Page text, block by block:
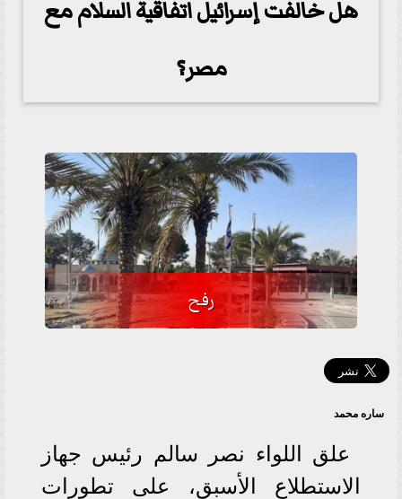
هل خالفت إسرائيل اتفاقية السلام مع
مصر؟
رفح
ساره محمد
علق اللواء نصر سالم رئيس جهاز
الاستطلاع الأسبق، على تطورات